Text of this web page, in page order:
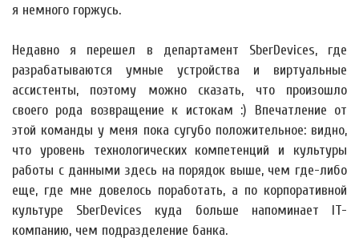
я немного горжусь.
Недавно я перешел в департамент SberDevices, где
разрабатываются умные устройства и виртуальные
ассистенты, поэтому можно сказать, что произошло
своего рода возвращение к истокам :) Впечатление от
этой команды у меня пока сугубо положительное: видно,
что уровень технологических компетенций и культуры
работы с данными здесь на порядок выше, чем где-либо
еще, где мне довелось поработать, а по корпоративной
культуре SberDevices куда больше напоминает IT-
компанию, чем подразделение банка.